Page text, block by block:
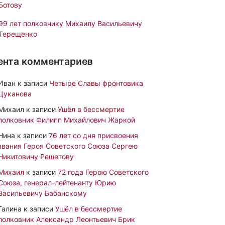
лет полковнику Михаилу Васильевичу
комментариев
к записи Четыре Славы фронтовика
к записи Ушёл в бессмертие
Филипп Михайлович Жаркой
к записи 76 лет со дня присвоения
Героя Советского Союза Сергею
Решетову
к записи 72 года Герою Советского
генерал-лейтенанту Юрию
Бабанскому
к записи Ушёл в бессмертие
Александр Леонтьевич Брик